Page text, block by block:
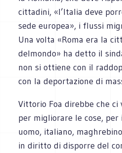
cittadini, «l’Italia deve
sede europea», i flussi
Una volta «Roma era la
delmondo» ha detto il
non si ottiene con il
con la deportazione di
Vittorio Foa direbbe che ci
per migliorare le cose, per
uomo, italiano,
in diritto di disporre del